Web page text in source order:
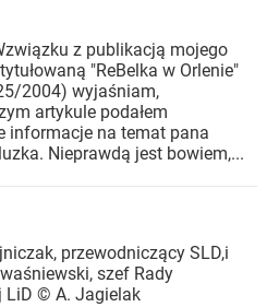
z publikacją mojego
"ReBelka w Orlenie"
2004) wyjaśniam,
artykule podałem
informacje na temat pana
Nieprawdą jest bowiem,...
przewodniczący SLD,i
szef Rady
LiD © A. Jagielak